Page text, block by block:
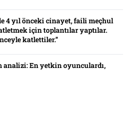
4 yıl önceki cinayet, faili meçhul
için toplantılar yaptılar.
katlettiler.”
analizi: En yetkin oyunculardı,